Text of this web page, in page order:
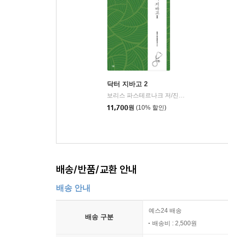
더 많은 것을 알아보고 생각해볼 수 있도록 돕는다.
ㆍ 오늘을 살아가는 데 힘과 지혜를 주는 작품 해설
각 작품별 해설은 해당 작품의 주제와 시대배경,
연관된 문제를 다양하고 폭넓은 관점에서 바라볼
기르도록 이끌어준다.
닥터 지바고 2
보리스 파스테르나크 저/진형준 역
11,700원 (10% 할인)
배송/반품/교환 안내
배송 안내
배송 구분
예스24 배송
배송비 : 2,500원